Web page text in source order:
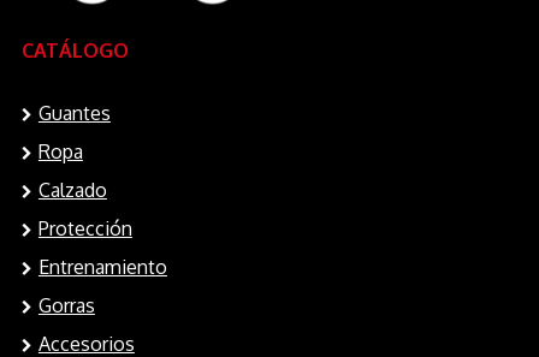
CATÁLOGO
Guantes
Ropa
Calzado
Protección
Entrenamiento
Gorras
Accesorios